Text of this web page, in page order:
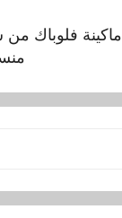
ماكينة فلوباك